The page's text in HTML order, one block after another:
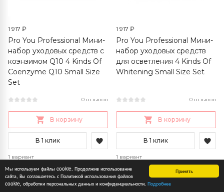
Принять
Мы используем файлы cookie. Продолжив использование
сайта, Вы соглашаетесь с Политикой использования файлов
cookie, обработки персональных данных и конфиденциальности. Подробнее
1 917 ₽
Pro You Professional Мини-
набор уходовых средств с
коэнзимом Q10 4 Kinds Of
Coenzyme Q10 Small Size
Set
0 отзывов
В корзину
В 1 клик
1 вариант
1 917 ₽
Pro You Professional Мини-
набор уходовых средств
для осветления 4 Kinds Of
Whitening Small Size Set
0 отзывов
В корзину
В 1 клик
1 вариант